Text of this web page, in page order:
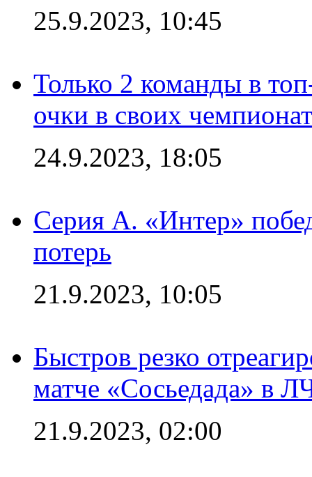
25.9.2023, 10:45
Только 2 команды в
очки в своих
24.9.2023, 18:05
Серия А. «Интер»
потерь
21.9.2023, 10:05
Быстров резко
матче «Сосьедада» в
21.9.2023, 02:00